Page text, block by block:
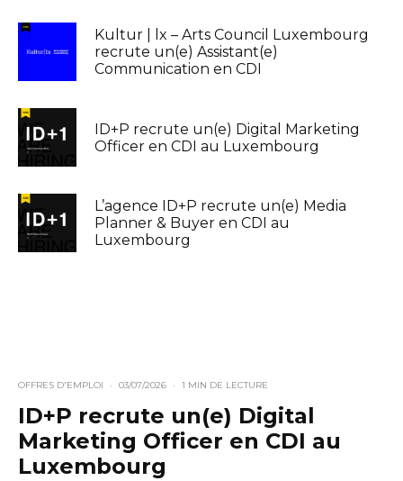
Kultur | lx – Arts Council Luxembourg
recrute un(e) Assistant(e)
Communication en CDI
ID+P recrute un(e) Digital Marketing
Officer en CDI au Luxembourg
L’agence ID+P recrute un(e) Media
Planner & Buyer en CDI au
Luxembourg
OFFRES D'EMPLOI · 03/07/2026 · 1 MIN DE LECTURE
ID+P recrute un(e) Digital
Marketing Officer en CDI au
Luxembourg